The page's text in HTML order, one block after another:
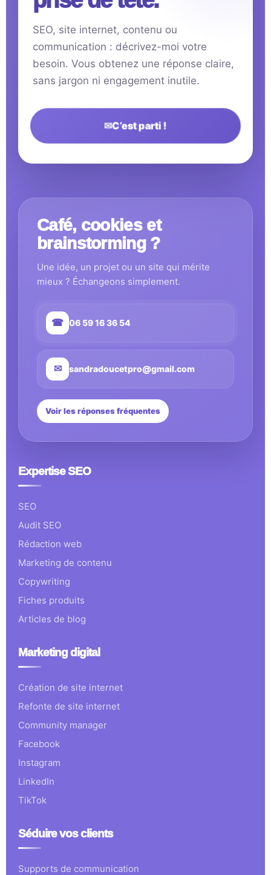
SEO, site internet, contenu ou
communication : décrivez-moi votre
besoin. Vous obtenez une réponse claire,
sans jargon ni engagement inutile.
✉C’est parti !
Café, cookies et
brainstorming ?
Une idée, un projet ou un site qui mérite
mieux ? Échangeons simplement.
☎ 06 59 16 36 54
✉ sandradoucetpro@gmail.com
Voir les réponses fréquentes
Expertise SEO
SEO
Audit SEO
Rédaction web
Marketing de contenu
Copywriting
Fiches produits
Articles de blog
Marketing digital
Création de site internet
Refonte de site internet
Community manager
Facebook
Instagram
LinkedIn
TikTok
Séduire vos clients
Supports de communication